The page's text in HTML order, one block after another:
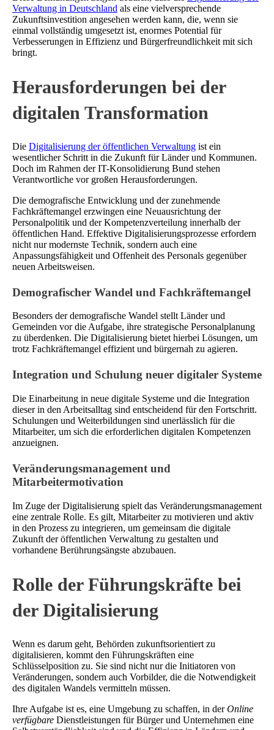
Verwaltung in Deutschland als eine vielversprechende
Zukunftsinvestition angesehen werden kann, die, wenn sie
einmal vollständig umgesetzt ist, enormes Potential für
Verbesserungen in Effizienz und Bürgerfreundlichkeit mit sich
bringt.
Herausforderungen bei der
digitalen Transformation
Die Digitalisierung der öffentlichen Verwaltung ist ein
wesentlicher Schritt in die Zukunft für Länder und Kommunen.
Doch im Rahmen der IT-Konsolidierung Bund stehen
Verantwortliche vor großen Herausforderungen.
Die demografische Entwicklung und der zunehmende
Fachkräftemangel erzwingen eine Neuausrichtung der
Personalpolitik und der Kompetenzverteilung innerhalb der
öffentlichen Hand. Effektive Digitalisierungsprozesse erfordern
nicht nur modernste Technik, sondern auch eine
Anpassungsfähigkeit und Offenheit des Personals gegenüber
neuen Arbeitsweisen.
Demografischer Wandel und Fachkräftemangel
Besonders der demografische Wandel stellt Länder und
Gemeinden vor die Aufgabe, ihre strategische Personalplanung
zu überdenken. Die Digitalisierung bietet hierbei Lösungen, um
trotz Fachkräftemangel effizient und bürgernah zu agieren.
Integration und Schulung neuer digitaler Systeme
Die Einarbeitung in neue digitale Systeme und die Integration
dieser in den Arbeitsalltag sind entscheidend für den Fortschritt.
Schulungen und Weiterbildungen sind unerlässlich für die
Mitarbeiter, um sich die erforderlichen digitalen Kompetenzen
anzueignen.
Veränderungsmanagement und
Mitarbeitermotivation
Im Zuge der Digitalisierung spielt das Veränderungsmanagement
eine zentrale Rolle. Es gilt, Mitarbeiter zu motivieren und aktiv
in den Prozess zu integrieren, um gemeinsam die digitale
Zukunft der öffentlichen Verwaltung zu gestalten und
vorhandene Berührungsängste abzubauen.
Rolle der Führungskräfte bei
der Digitalisierung
Wenn es darum geht, Behörden zukunftsorientiert zu
digitalisieren, kommt den Führungskräften eine
Schlüsselposition zu. Sie sind nicht nur die Initiatoren von
Veränderungen, sondern auch Vorbilder, die die Notwendigkeit
des digitalen Wandels vermitteln müssen.
Ihre Aufgabe ist es, eine Umgebung zu schaffen, in derOnline
verfügbare Dienstleistungen für Bürger und Unternehmen eine